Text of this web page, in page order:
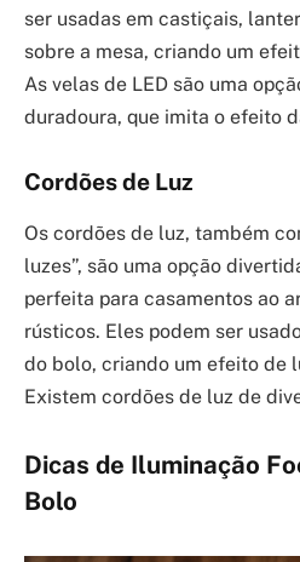
ser usadas em castiçais,
sobre a mesa, criando um
As velas de LED são uma
duradoura, que imita o efeito
Cordões de Luz
Os cordões de luz, também
luzes”, são uma opção
perfeita para casamentos ao
rústicos. Eles podem ser
do bolo, criando um efeito de
Existem cordões de luz de
Dicas de Iluminação
Bolo